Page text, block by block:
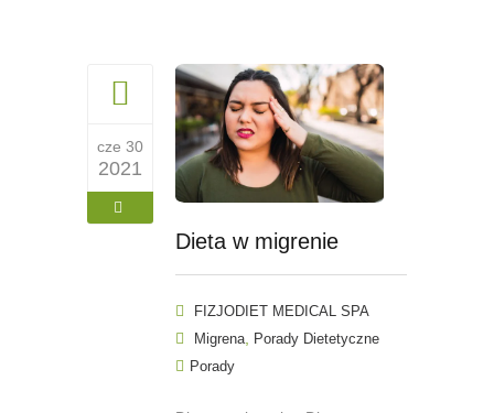
cze 30
2021
Dieta w migrenie
FIZJODIET MEDICAL SPA
Migrena
Porady Dietetyczne
Porady